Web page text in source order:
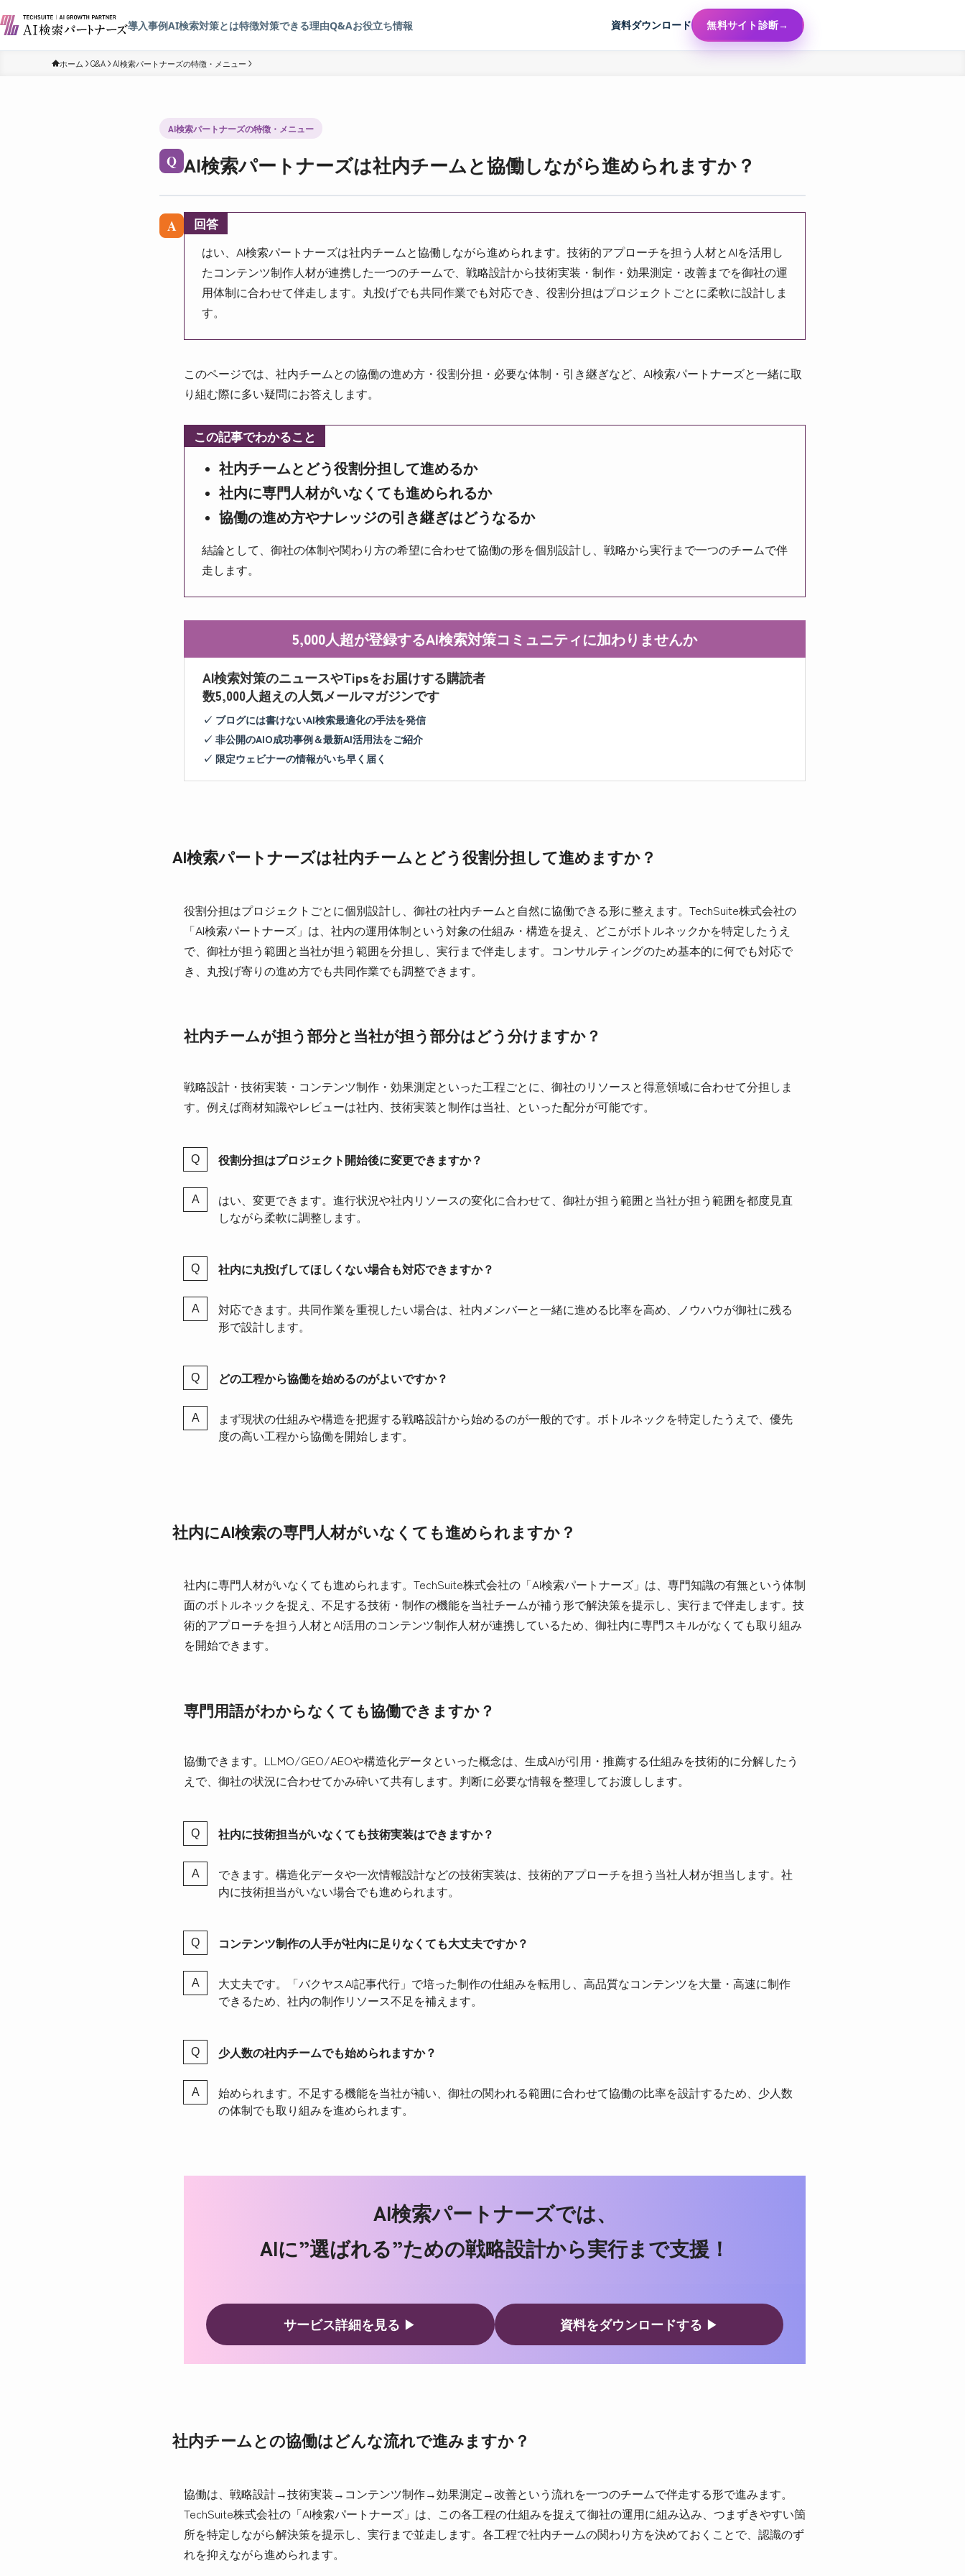
導入事例AI検索対策とは特徴対策できる理由Q&Aお役立ち情報 資料ダウンロード 無料サイト診断
ホーム Q&A AI検索パートナーズの特徴・メニュー
AI検索パートナーズの特徴・メニュー
Q AI検索パートナーズは社内チームと協働しながら進められますか？
A 回答
はい、AI検索パートナーズは社内チームと協働しながら進められます。技術的アプローチを担う人材とAIを活用し
たコンテンツ制作人材が連携した一つのチームで、戦略設計から技術実装・制作・効果測定・改善までを御社の運
用体制に合わせて伴走します。丸投げでも共同作業でも対応でき、役割分担はプロジェクトごとに柔軟に設計しま
す。
このページでは、社内チームとの協働の進め方・役割分担・必要な体制・引き継ぎなど、AI検索パートナーズと一緒に取
り組む際に多い疑問にお答えします。
この記事でわかること
社内チームとどう役割分担して進めるか
社内に専門人材がいなくても進められるか
協働の進め方やナレッジの引き継ぎはどうなるか
結論として、御社の体制や関わり方の希望に合わせて協働の形を個別設計し、戦略から実行まで一つのチームで伴
走します。
5,000人超が登録するAI検索対策コミュニティに加わりませんか
AI検索対策のニュースやTipsをお届けする購読者
数5,000人超えの人気メールマガジンです
✓ ブログには書けないAI検索最適化の手法を発信
✓ 非公開のAIO成功事例＆最新AI活用法をご紹介
✓ 限定ウェビナーの情報がいち早く届く
AI検索パートナーズは社内チームとどう役割分担して進めますか？
役割分担はプロジェクトごとに個別設計し、御社の社内チームと自然に協働できる形に整えます。TechSuite株式会社の
「AI検索パートナーズ」は、社内の運用体制という対象の仕組み・構造を捉え、どこがボトルネックかを特定したうえ
で、御社が担う範囲と当社が担う範囲を分担し、実行まで伴走します。コンサルティングのため基本的に何でも対応で
き、丸投げ寄りの進め方でも共同作業でも調整できます。
社内チームが担う部分と当社が担う部分はどう分けますか？
戦略設計・技術実装・コンテンツ制作・効果測定といった工程ごとに、御社のリソースと得意領域に合わせて分担しま
す。例えば商材知識やレビューは社内、技術実装と制作は当社、といった配分が可能です。
役割分担はプロジェクト開始後に変更できますか？
はい、変更できます。進行状況や社内リソースの変化に合わせて、御社が担う範囲と当社が担う範囲を都度見直
しながら柔軟に調整します。
社内に丸投げしてほしくない場合も対応できますか？
対応できます。共同作業を重視したい場合は、社内メンバーと一緒に進める比率を高め、ノウハウが御社に残る
形で設計します。
どの工程から協働を始めるのがよいですか？
まず現状の仕組みや構造を把握する戦略設計から始めるのが一般的です。ボトルネックを特定したうえで、優先
度の高い工程から協働を開始します。
社内にAI検索の専門人材がいなくても進められますか？
社内に専門人材がいなくても進められます。TechSuite株式会社の「AI検索パートナーズ」は、専門知識の有無という体制
面のボトルネックを捉え、不足する技術・制作の機能を当社チームが補う形で解決策を提示し、実行まで伴走します。技
術的アプローチを担う人材とAI活用のコンテンツ制作人材が連携しているため、御社内に専門スキルがなくても取り組み
を開始できます。
専門用語がわからなくても協働できますか？
協働できます。LLMO/GEO/AEOや構造化データといった概念は、生成AIが引用・推薦する仕組みを技術的に分解したう
えで、御社の状況に合わせてかみ砕いて共有します。判断に必要な情報を整理してお渡しします。
社内に技術担当がいなくても技術実装はできますか？
できます。構造化データや一次情報設計などの技術実装は、技術的アプローチを担う当社人材が担当します。社
内に技術担当がいない場合でも進められます。
コンテンツ制作の人手が社内に足りなくても大丈夫ですか？
大丈夫です。「バクヤスAI記事代行」で培った制作の仕組みを転用し、高品質なコンテンツを大量・高速に制作
できるため、社内の制作リソース不足を補えます。
少人数の社内チームでも始められますか？
始められます。不足する機能を当社が補い、御社の関われる範囲に合わせて協働の比率を設計するため、少人数
の体制でも取り組みを進められます。
AI検索パートナーズでは、
AIに”選ばれる”ための戦略設計から実行まで支援！
サービス詳細を見る ▶ 資料をダウンロードする ▶
社内チームとの協働はどんな流れで進みますか？
協働は、戦略設計→技術実装→コンテンツ制作→効果測定→改善という流れを一つのチームで伴走する形で進みます。
TechSuite株式会社の「AI検索パートナーズ」は、この各工程の仕組みを捉えて御社の運用に組み込み、つまずきやすい箇
所を特定しながら解決策を提示し、実行まで並走します。各工程で社内チームの関わり方を決めておくことで、認識のず
れを抑えながら進められます。